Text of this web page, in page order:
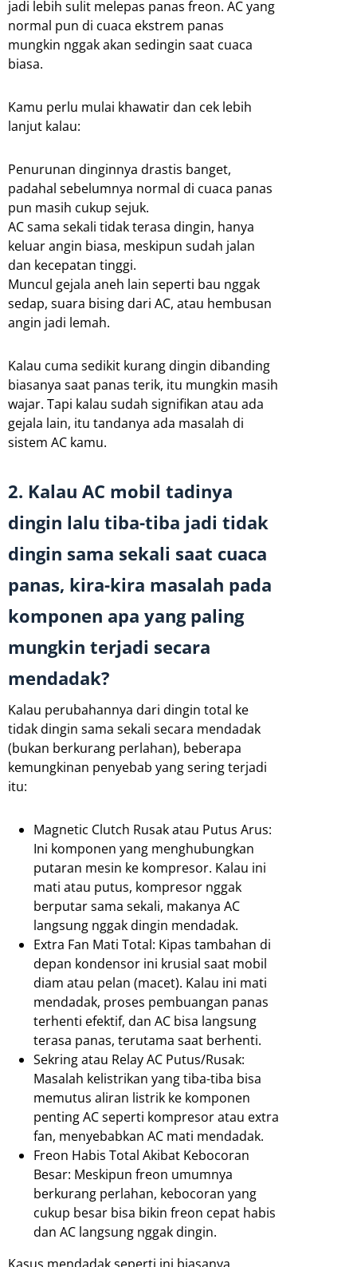
jadi lebih sulit melepas panas freon. AC yang
normal pun di cuaca ekstrem panas
mungkin nggak akan sedingin saat cuaca
biasa.
Kamu perlu mulai khawatir dan cek lebih
lanjut kalau:
Penurunan dinginnya drastis banget,
padahal sebelumnya normal di cuaca panas
pun masih cukup sejuk.
AC sama sekali tidak terasa dingin, hanya
keluar angin biasa, meskipun sudah jalan
dan kecepatan tinggi.
Muncul gejala aneh lain seperti bau nggak
sedap, suara bising dari AC, atau hembusan
angin jadi lemah.
Kalau cuma sedikit kurang dingin dibanding
biasanya saat panas terik, itu mungkin masih
wajar. Tapi kalau sudah signifikan atau ada
gejala lain, itu tandanya ada masalah di
sistem AC kamu.
2. Kalau AC mobil tadinya
dingin lalu tiba-tiba jadi tidak
dingin sama sekali saat cuaca
panas, kira-kira masalah pada
komponen apa yang paling
mungkin terjadi secara
mendadak?
Kalau perubahannya dari dingin total ke
tidak dingin sama sekali secara mendadak
(bukan berkurang perlahan), beberapa
kemungkinan penyebab yang sering terjadi
itu:
Magnetic Clutch Rusak atau Putus Arus:
Ini komponen yang menghubungkan
putaran mesin ke kompresor. Kalau ini
mati atau putus, kompresor nggak
berputar sama sekali, makanya AC
langsung nggak dingin mendadak.
Extra Fan Mati Total: Kipas tambahan di
depan kondensor ini krusial saat mobil
diam atau pelan (macet). Kalau ini mati
mendadak, proses pembuangan panas
terhenti efektif, dan AC bisa langsung
terasa panas, terutama saat berhenti.
Sekring atau Relay AC Putus/Rusak:
Masalah kelistrikan yang tiba-tiba bisa
memutus aliran listrik ke komponen
penting AC seperti kompresor atau extra
fan, menyebabkan AC mati mendadak.
Freon Habis Total Akibat Kebocoran
Besar: Meskipun freon umumnya
berkurang perlahan, kebocoran yang
cukup besar bisa bikin freon cepat habis
dan AC langsung nggak dingin.